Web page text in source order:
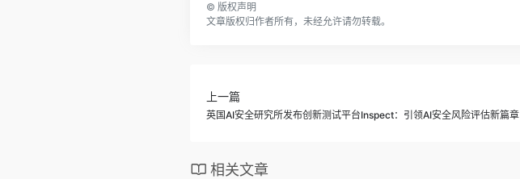
© 版权声明
文章版权归作者所有，未经允许请勿转载。
上一篇
英国AI安全研究所发布创新测试平台Inspect：引领AI安全风险评估新篇章
相关文章